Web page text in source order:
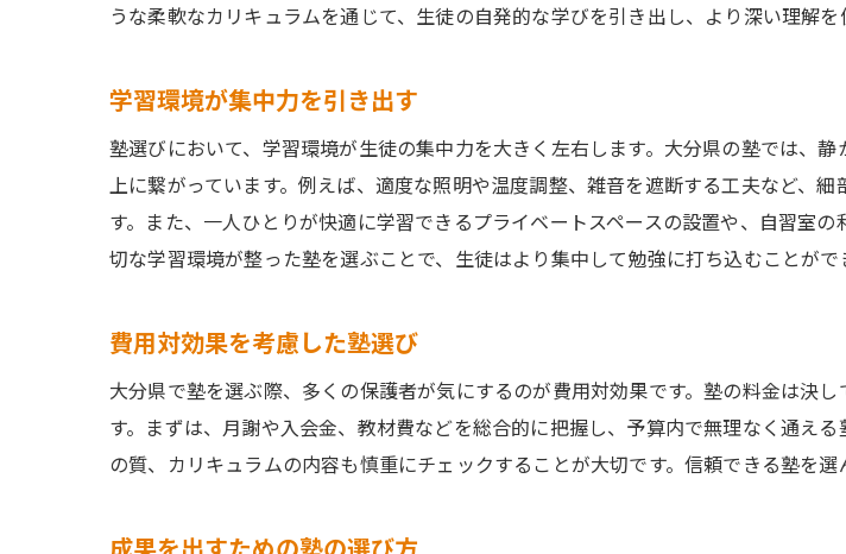
うな柔軟なカリキュラムを通じて、生徒の自発的な学びを引き出し、より深い理解を
学習環境が集中力を引き出す
塾選びにおいて、学習環境が生徒の集中力を大きく左右します。大分県の塾では、
上に繋がっています。例えば、適度な照明や温度調整、雑音を遮断する工夫など、
す。また、一人ひとりが快適に学習できるプライベートスペースの設置や、自習室
切な学習環境が整った塾を選ぶことで、生徒はより集中して勉強に打ち込むことがで
費用対効果を考慮した塾選び
大分県で塾を選ぶ際、多くの保護者が気にするのが費用対効果です。塾の料金は決
す。まずは、月謝や入会金、教材費などを総合的に把握し、予算内で無理なく通え
の質、カリキュラムの内容も慎重にチェックすることが大切です。信頼できる塾を選